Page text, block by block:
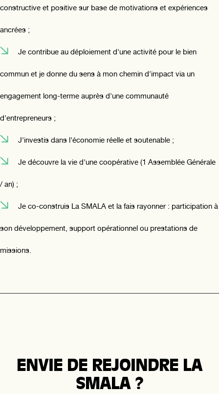
constructive et positive sur base de motivations et expériences
ancrées ;
Je contribue au déploiement d'une activité pour le bien
commun et je donne du sens à mon chemin d'impact via un
engagement long-terme auprès d'une communauté
d'entrepreneurs ;
J'investis dans l'économie réelle et soutenable ;
Je découvre la vie d'une coopérative (1 Assemblée Générale
/ an) ;
Je co-construis La SMALA et la fais rayonner : participation à
son développement, support opérationnel ou prestations de
missions.
ENVIE DE REJOINDRE LA
SMALA ?